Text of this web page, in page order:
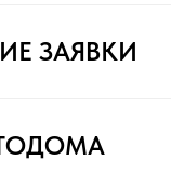
ЗАЯВКИ